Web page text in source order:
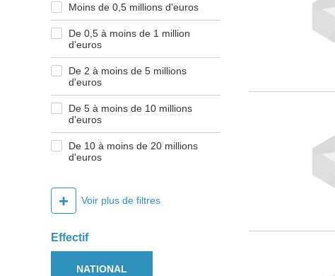
Moins de 0,5 millions d'euros
De 0,5 à moins de 1 million
d'euros
De 2 à moins de 5 millions
d'euros
De 5 à moins de 10 millions
d'euros
De 10 à moins de 20 millions
d'euros
+ Voir plus de filtres
Effectif
NATIONAL